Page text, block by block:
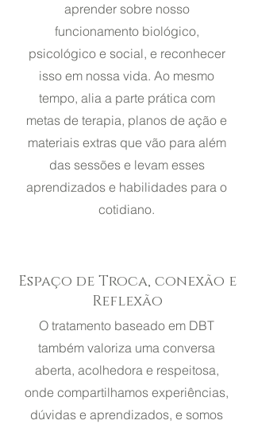
aprender sobre nosso
funcionamento biológico,
psicológico e social, e reconhecer
isso em nossa vida. Ao mesmo
tempo, alia a parte prática com
metas de terapia, planos de ação e
materiais extras que vão para além
das sessões e levam esses
aprendizados e habilidades para o
cotidiano.
Espaço de Troca, conexão e
Reflexão
O tratamento baseado em DBT
também valoriza ​uma conversa
aberta, acolhedora e respeitosa,
onde compartilhamos experiências,
dúvidas e aprendizados, e somos